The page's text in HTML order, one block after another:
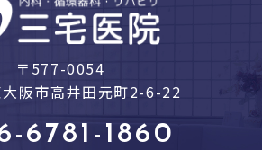
〒577-0054
阪市高井田元町2-6-22
6781-1860